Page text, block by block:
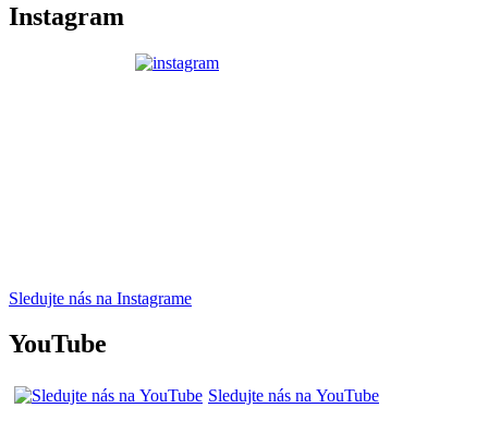
Instagram
Sledujte nás na Instagrame
YouTube
Sledujte nás na YouTube